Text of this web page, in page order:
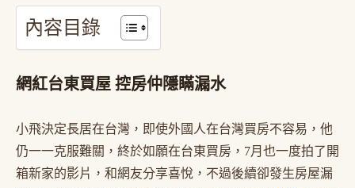
內容目錄
網紅台東買屋 控房仲隱瞞漏水
小飛決定長居在台灣，即使外國人在台灣買房不容易，他
仍一一克服難關，終於如願在台東買房，7月也一度拍了開
箱新家的影片，和網友分享喜悅，不過後續卻發生房屋漏